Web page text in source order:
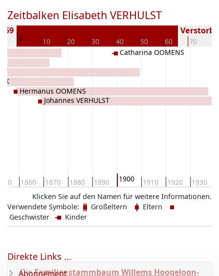
Zeitbalken Elisabeth VERHULST
0 10 20 30 40 50 60 70
1860 1870 1880 1890 1900 1910 1920 1930
Hermanus OOMENS
Johannes VERHULST
Catharina OOMENS
Klicken Sie auf den Namen für weitere Informationen.
Verwendete Symbole:
Großeltern
Eltern
Geschwister
Kinder
DieFamilienstammbaum Willems Hoogeloon-
Direkte Links ...
Abonnement